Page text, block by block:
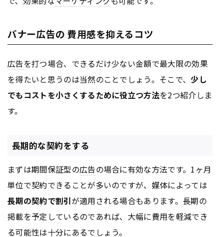
バナー広告の 費用感を抑えるコツ
広告を打つ場合、できるだけ少ない金額で最大限の効果
を得たいと思うのは当然のことでしょう。そこで、少し
でもコストを小さくするために役立つ方法を2つ紹介しま
す。
長期的な契約をする
まずは期間保証型の広告の場合に有効な方法です。1ヶ月
単位で契約できることが多いのですが、媒体によっては
長期の契約で割引が適用される場合もあります。長期の
掲載を予定しているのであれば、大幅に費用を軽減でき
る可能性は十分にあるでしょう。